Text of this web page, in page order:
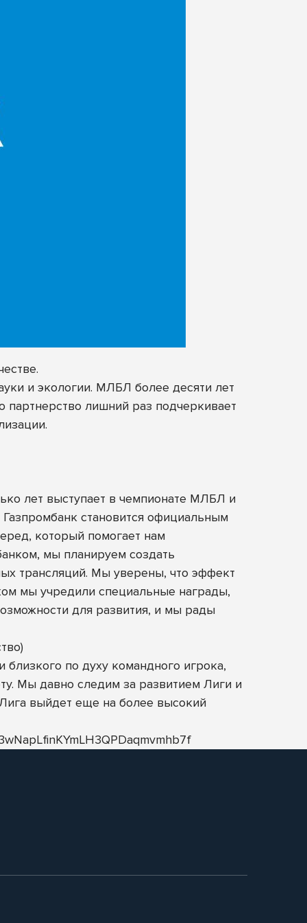
и экологии. МЛБЛ более десяти лет
партнерство лишний раз подчеркивает
лет выступает в чемпионате МЛБЛ и
становится официальным
который помогает нам
мы планируем создать
трансляций. Мы уверены, что эффект
мы учредили специальные награды,
для развития, и мы рады
по духу командного игрока,
Мы давно следим за развитием Лиги и
выйдет еще на более высокий